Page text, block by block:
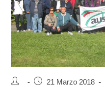
Autore Articolo21 Marzo 2018